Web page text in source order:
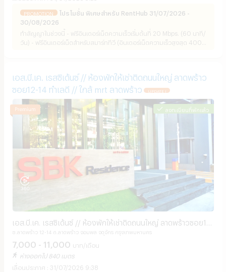
PROMOTION
โปรโมชั่น พิเศษสำหรับ RentHub 31/07/2026 -
30/08/2026
ทำสัญญาในช่วงนี้ - ฟรีอินเตอร์เน็ตความเร็วเริ่มต้นที่ 20 Mbps. (60 นาที/
วัน) - ฟรีอินเตอร์เน็ตสำหรับสมาร์ททีวี (อินเตอร์เน็ตความเร็วสูงสุด 400
เอส.บี.เค. เรสซิเด้นซ์ // ห้องพักให้เช่าติดถนนใหญ่ ลาดพร้าว
ซอย12-14 ทำเลดี // ใกล้ mrt ลาดพร้าว
UPDATE !
ลงทะเบียนที่พักแล้ว
เอส.บี.เค. เรสซิเด้นซ์ // ห้องพักให้เช่าติดถนนใหญ่ ลาดพร้าวซอย12-
14 ทำเลดี // ใกล้ mrt ลาดพร้าว
ซ.ลาดพร้าว 12-14 ถ.ลาดพร้าว จอมพล จตุจักร กรุงเทพมหานคร
7,000 - 11,000 บาท/เดือน
ห่างออกไป 840 เมตร
31/07/2026 9:38